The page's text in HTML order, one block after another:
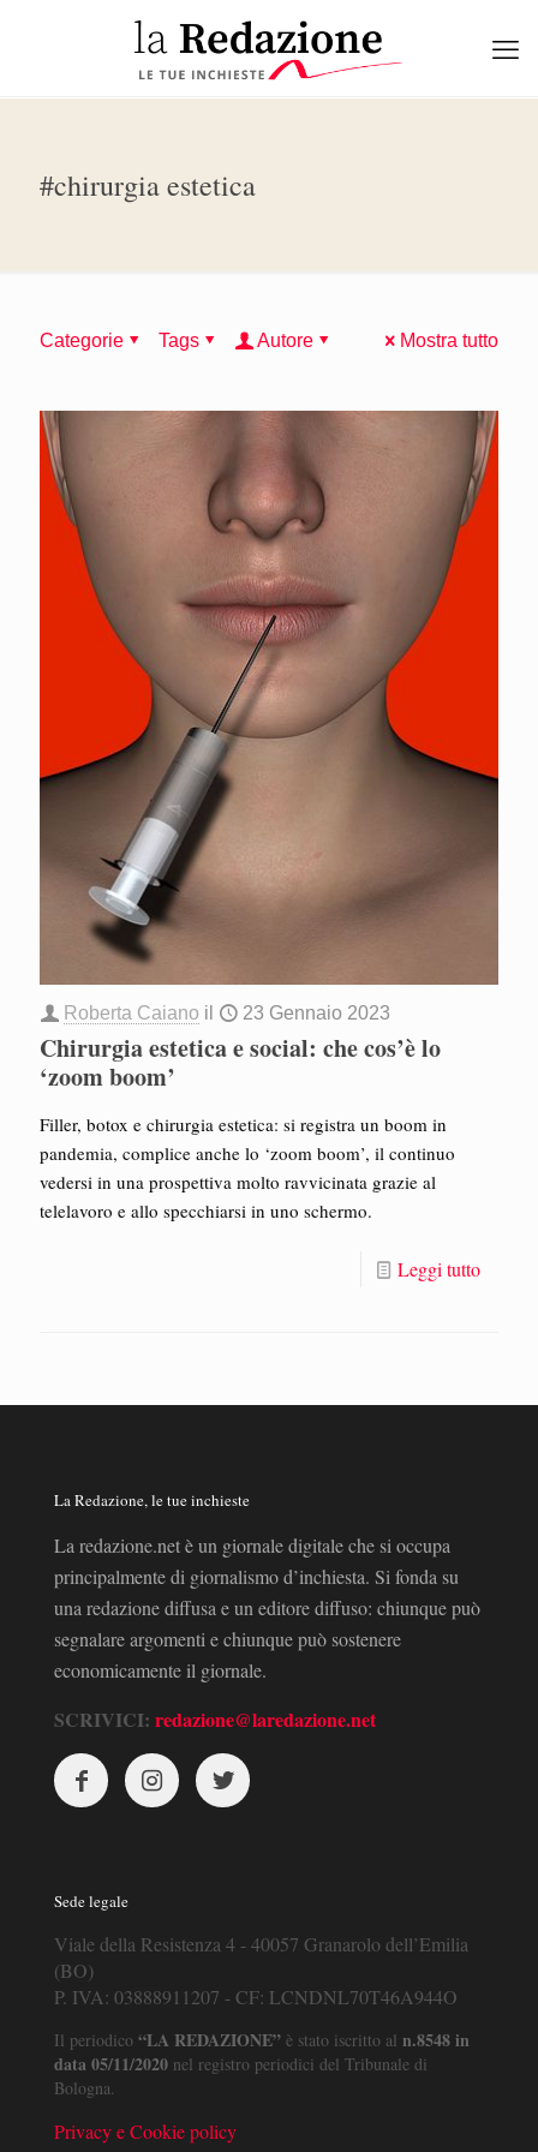
#chirurgia estetica
Categorie Tags Autore Mostra tutto
Roberta Caiano il 23 Gennaio 2023
Chirurgia estetica e social: che cos’è lo
‘zoom boom’
Filler, botox e chirurgia estetica: si registra un boom in
pandemia, complice anche lo ‘zoom boom’, il continuo
vedersi in una prospettiva molto ravvicinata grazie al
telelavoro e allo specchiarsi in uno schermo.
Leggi tutto
La Redazione, le tue inchieste
La redazione.net è un giornale digitale che si occupa
principalmente di giornalismo d’inchiesta. Si fonda su
una redazione diffusa e un editore diffuso: chiunque può
segnalare argomenti e chiunque può sostenere
economicamente il giornale.
SCRIVICI: redazione@laredazione.net
Sede legale
Viale della Resistenza 4 - 40057 Granarolo dell’Emilia
(BO)
P. IVA: 03888911207 - CF: LCNDNL70T46A944O
Il periodico “LA REDAZIONE” è stato iscritto al n.8548 in
data 05/11/2020 nel registro periodici del Tribunale di
Bologna.
Privacy e Cookie policy